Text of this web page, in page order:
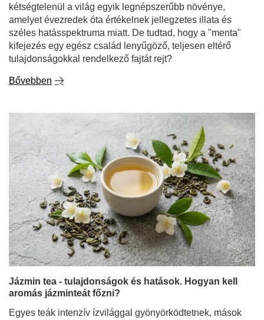
kétségtelenül a világ egyik legnépszerűbb növénye,
amelyet évezredek óta értékelnek jellegzetes illata és
széles hatásspektruma miatt. De tudtad, hogy a "menta"
kifejezés egy egész család lenyűgöző, teljesen eltérő
tulajdonságokkal rendelkező fajtát rejt?
Bővebben
Jázmin tea - tulajdonságok és hatások. Hogyan kell
aromás jázminteát főzni?
Egyes teák intenzív ízvilággal gyönyörködtetnek, mások